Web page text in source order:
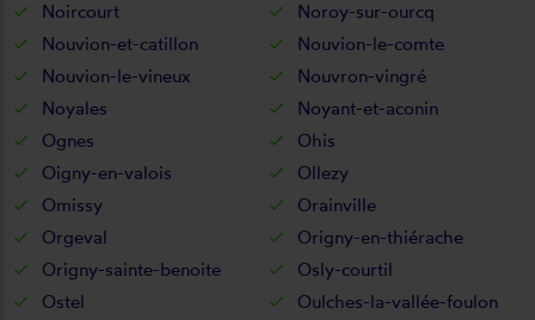
Noircourt
Noroy-sur-ourcq
Nouvion-et-catillon
Nouvion-le-comte
Nouvion-le-vineux
Nouvron-vingré
Noyales
Noyant-et-aconin
Ognes
Ohis
Oigny-en-valois
Ollezy
Omissy
Orainville
Orgeval
Origny-en-thiérache
Origny-sainte-benoite
Osly-courtil
Ostel
Oulches-la-vallée-foulon